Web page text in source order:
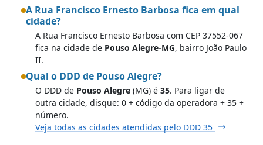
A Rua Francisco Ernesto Barbosa fica em qual
cidade?
A Rua Francisco Ernesto Barbosa com CEP 37552-067
fica na cidade de Pouso Alegre-MG, bairro João Paulo
II.
Qual o DDD de Pouso Alegre?
O DDD de Pouso Alegre (MG) é 35. Para ligar de
outra cidade, disque: 0 + código da operadora + 35 +
número.
Veja todas as cidades atendidas pelo DDD 35